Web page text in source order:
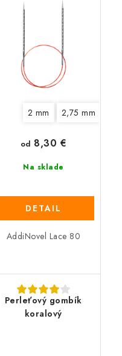
2 mm 2,75 mm
Na sklade
od 8,30 €
DETAIL
AddiNovel Lace 80
Perleťový gombík
koralový